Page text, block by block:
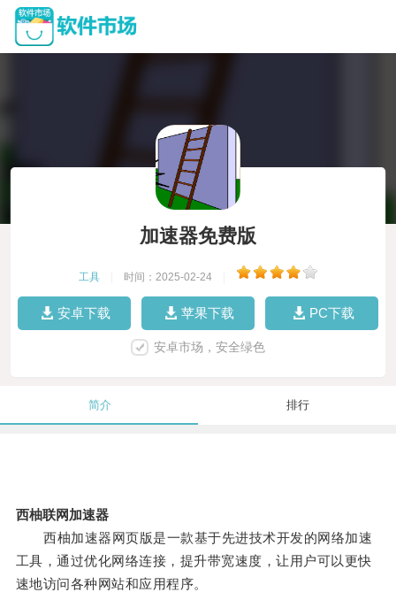
加速器免费版
工具 时间：2025-02-24
安卓下载 苹果下载 PC下载
安卓市场，安全绿色
简介 排行
西柚联网加速器
西柚加速器网页版是一款基于先进技术开发的网络加速
工具，通过优化网络连接，提升带宽速度，让用户可以更快
速地访问各种网站和应用程序。